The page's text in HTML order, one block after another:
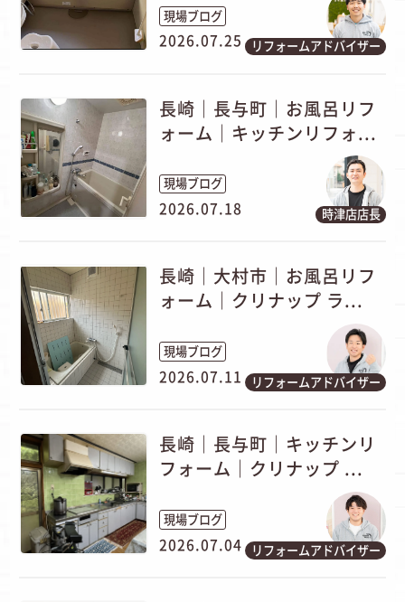
現場ブログ
2026.07.25 リフォームアドバイザー
長崎｜長与町｜お風呂リフ
ォーム｜キッチンリフォ...
現場ブログ
2026.07.18 時津店店長
長崎｜大村市｜お風呂リフ
ォーム｜クリナップ ラ...
現場ブログ
2026.07.11 リフォームアドバイザー
長崎｜長与町｜キッチンリ
フォーム｜クリナップ ...
現場ブログ
2026.07.04 リフォームアドバイザー